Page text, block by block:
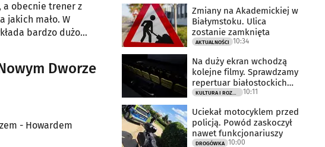
a obecnie trener z
jakich mało. W
bardzo dużo
Dworze
- Howardem
Zmiany na Akademickiej w
Białymstoku. Ulica
zostanie zamknięta
AKTUALNOŚCI 10:34
Na duży ekran wchodzą
kolejne filmy. Sprawdzamy
repertuar białostockich
kin
10:11
Uciekał motocyklem przed
policją. Powód zaskoczył
nawet funkcjonariuszy
DROGÓWKA 10:00